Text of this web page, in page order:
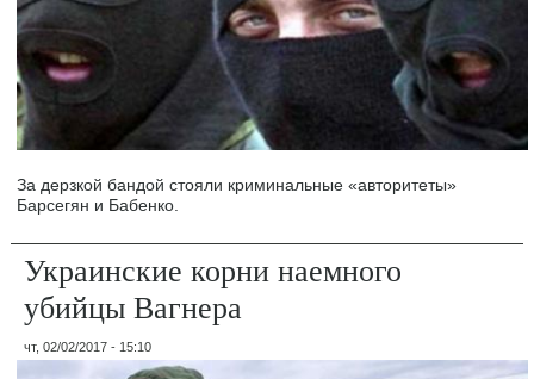
За дерзкой бандой стояли криминальные «авторитеты»
Барсегян и Бабенко.
Украинские корни наемного
убийцы Вагнера
чт, 02/02/2017 - 15:10